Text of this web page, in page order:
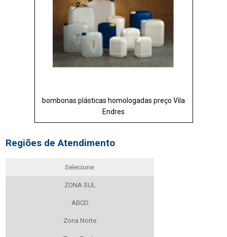
bombonas plásticas homologadas preço Vila
Endres
Regiões de Atendimento
Selecione:
ZONA SUL
ABCD
Zona Norte